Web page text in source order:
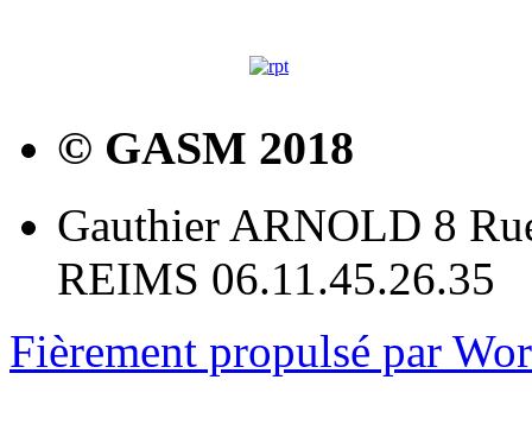
© GASM 2018
Gauthier ARNOLD 8
REIMS 06.11.45.26.35
Fièrement propulsé par